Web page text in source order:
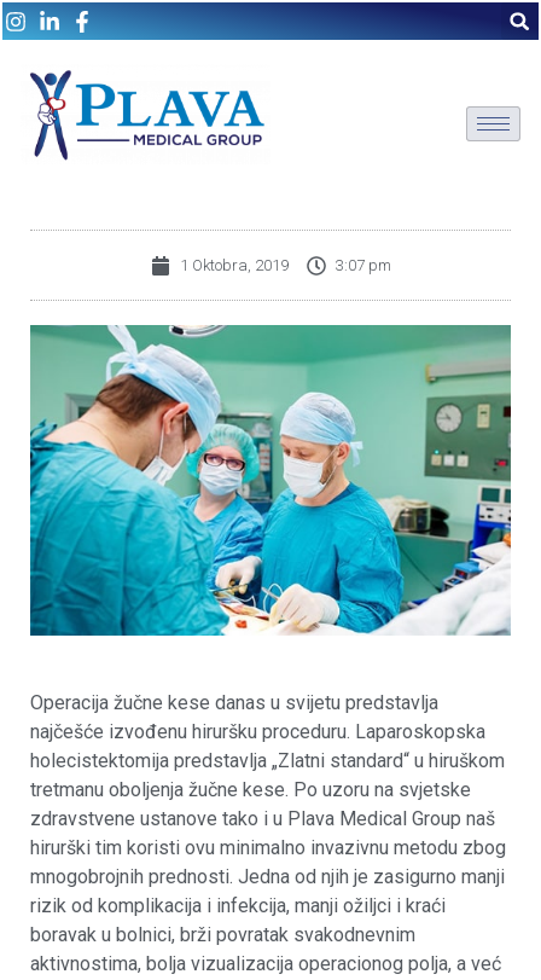
1 Oktobra, 2019 3:07 pm
Operacija žučne kese danas u svijetu predstavlja
najčešće izvođenu hiruršku proceduru. Laparoskopska
holecistektomija predstavlja „Zlatni standard“ u hiruškom
tretmanu oboljenja žučne kese. Po uzoru na svjetske
zdravstvene ustanove tako i u Plava Medical Group naš
hirurški tim koristi ovu minimalno invazivnu metodu zbog
mnogobrojnih prednosti. Jedna od njih je zasigurno manji
rizik od komplikacija i infekcija, manji ožiljci i kraći
boravak u bolnici, brži povratak svakodnevnim
aktivnostima, bolja vizualizacija operacionog polja, a već